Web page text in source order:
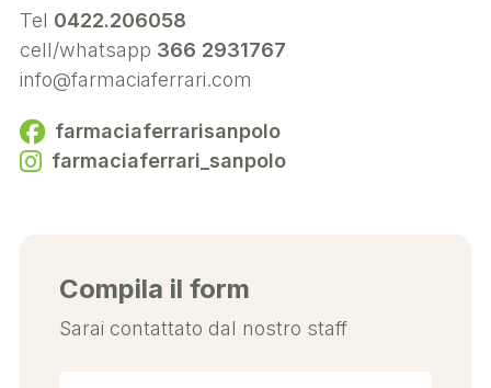
Tel 0422.206058
cell/whatsapp 366 2931767
info@farmaciaferrari.com
farmaciaferrarisanpolo
farmaciaferrari_sanpolo
Compila il form
Sarai contattato dal nostro staff